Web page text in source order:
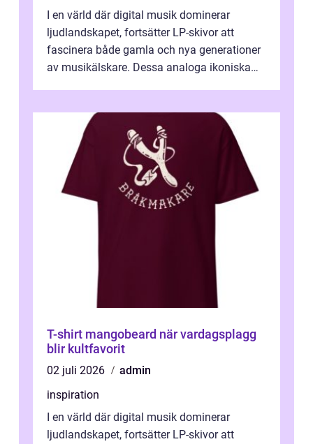
I en värld där digital musik dominerar
ljudlandskapet, fortsätter LP-skivor att
fascinera både gamla och nya generationer
av musikälskare. Dessa analoga ikoniska
T-shirt mangobeard när vardagsplagg
blir kultfavorit
02 juli 2026
admin
inspiration
I en värld där digital musik dominerar
ljudlandskapet, fortsätter LP-skivor att